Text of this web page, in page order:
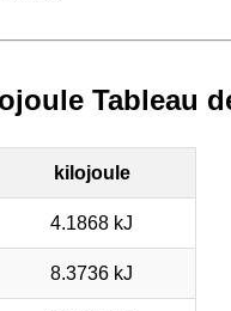
Tableau
kilojoule
4.1868 kJ
8.3736 kJ